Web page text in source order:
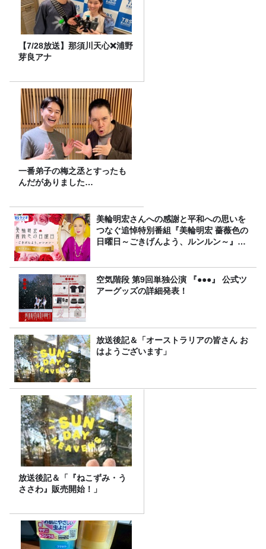
【7/28放送】那須川天心❌浦野
芽良アナ
一番弟子の梅之丞とすったも
んだがありました…
美輪明宏さんへの感謝と平和への思いを
つなぐ追悼特別番組『美輪明宏 薔薇色の
日曜日～ごきげんよう、ルンルン～』
空気階段 第9回単独公演 『●●●』 公式ツ
アーグッズの詳細発表！
放送後記＆「オーストラリアの皆さん お
はようございます」
放送後記＆「『ねこずみ・う
ささわ』販売開始！」